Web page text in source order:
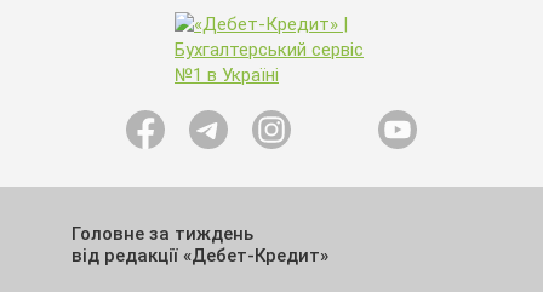
Головне за тиждень
від редакції «Дебет-Кредит»